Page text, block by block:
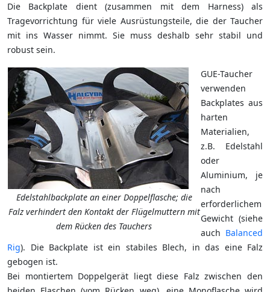
Die Backplate dient (zusammen mit dem Harness) als
Tragevorrichtung für viele Ausrüstungsteile, die der Taucher
mit ins Wasser nimmt. Sie muss deshalb sehr stabil und
robust sein.
Edelstahlbackplate an einer Doppelflasche; die
Falz verhindert den Kontakt der Flügelmuttern mit
dem Rücken des Tauchers
GUE-Taucher
verwenden
Backplates aus
harten
Materialien,
z.B. Edelstahl
oder
Aluminium, je
nach
erforderlichem
Gewicht (siehe
auch Balanced
Rig). Die Backplate ist ein stabiles Blech, in das eine Falz
gebogen ist.
Bei montiertem Doppelgerät liegt diese Falz zwischen den